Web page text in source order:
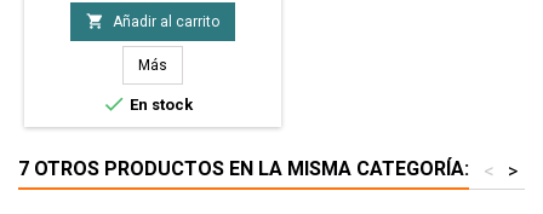
costura, tarjetas, envoltorios,
invitaciones. A4 225 gr. x 50 hjs.
Madera Marron
 Añadir al carrito
Más
 En stock
7 OTROS PRODUCTOS EN LA MISMA CATEGORÍA: >
<